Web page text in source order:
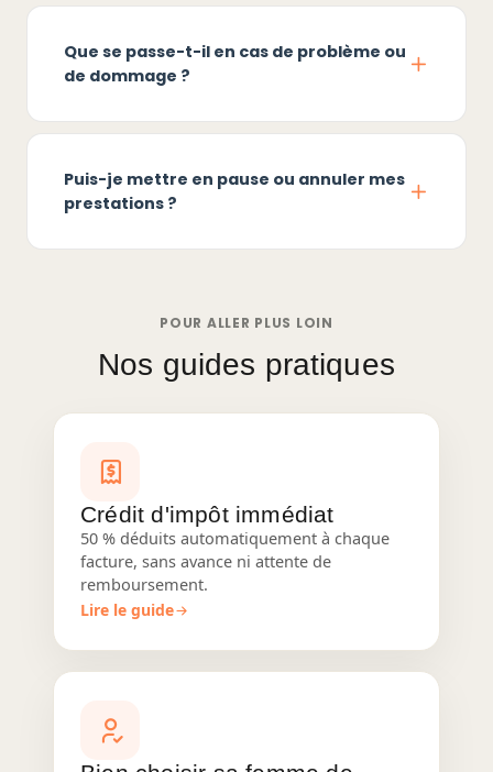
Que se passe-t-il en cas de problème ou
de dommage ?
Puis-je mettre en pause ou annuler mes
prestations ?
POUR ALLER PLUS LOIN
Nos guides pratiques
Crédit d'impôt immédiat
50 % déduits automatiquement à chaque
facture, sans avance ni attente de
remboursement.
Lire le guide